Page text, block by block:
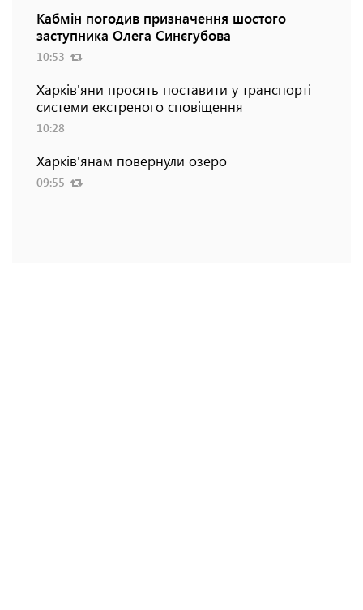
Кабмін погодив призначення шостого
заступника Олега Синєгубова
10:53
Харків'яни просять поставити у транспорті
системи екстреного сповіщення
10:28
Харків'янам повернули озеро
09:55